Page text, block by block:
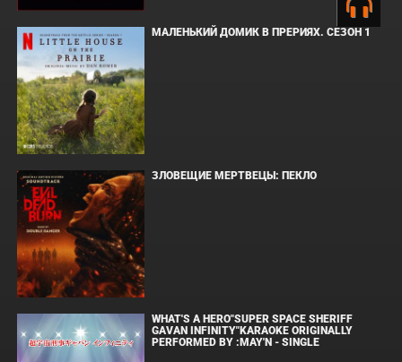
МАЛЕНЬКИЙ ДОМИК В ПРЕРИЯХ. СЕЗОН 1
ЗЛОВЕЩИЕ МЕРТВЕЦЫ: ПЕКЛО
WHAT'S A HERO"SUPER SPACE SHERIFF
GAVAN INFINITY"KARAOKE ORIGINALLY
PERFORMED BY :MAY'N - SINGLE